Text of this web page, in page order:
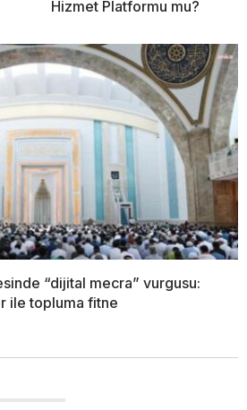
Hizmet Platformu mu?
“dijital mecra” vurgusu:
ile topluma fitne